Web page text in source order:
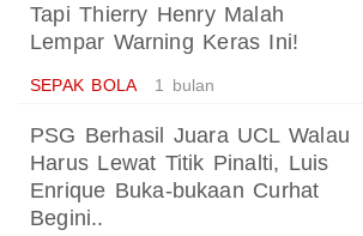
Tapi Thierry Henry Malah
Lempar Warning Keras Ini!
SEPAK BOLA 1 bulan
PSG Berhasil Juara UCL Walau
Harus Lewat Titik Pinalti, Luis
Enrique Buka-bukaan Curhat
Begini..